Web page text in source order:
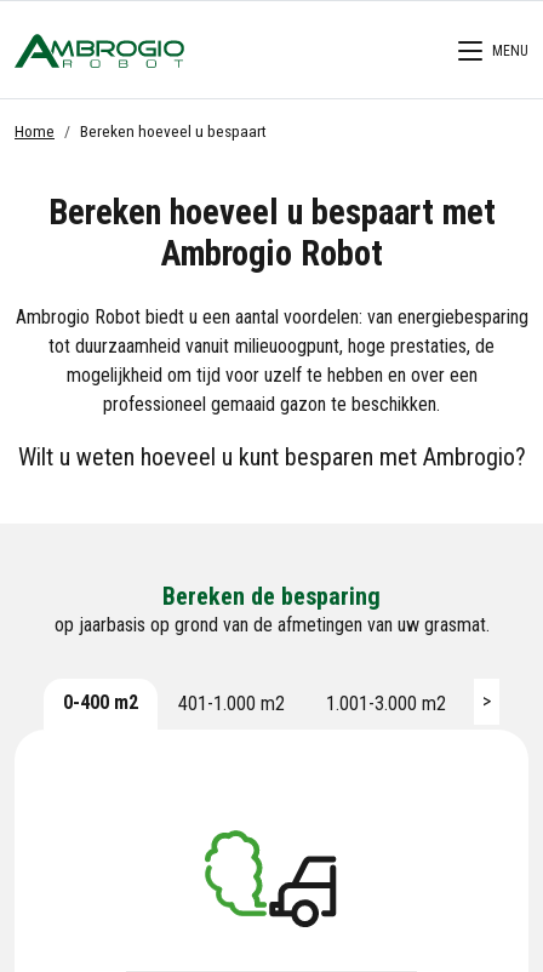
MENU
Home Bereken hoeveel u bespaart
Bereken hoeveel u bespaart met
Ambrogio Robot
Ambrogio Robot biedt u een aantal voordelen: van energiebesparing
tot duurzaamheid vanuit milieuoogpunt, hoge prestaties, de
mogelijkheid om tijd voor uzelf te hebben en over een
professioneel gemaaid gazon te beschikken.
Wilt u weten hoeveel u kunt besparen met Ambrogio?
Bereken de besparing
op jaarbasis op grond van de afmetingen van uw grasmat.
>
0-400 m2 401-1.000 m2 1.001-3.000 m2 3.001-